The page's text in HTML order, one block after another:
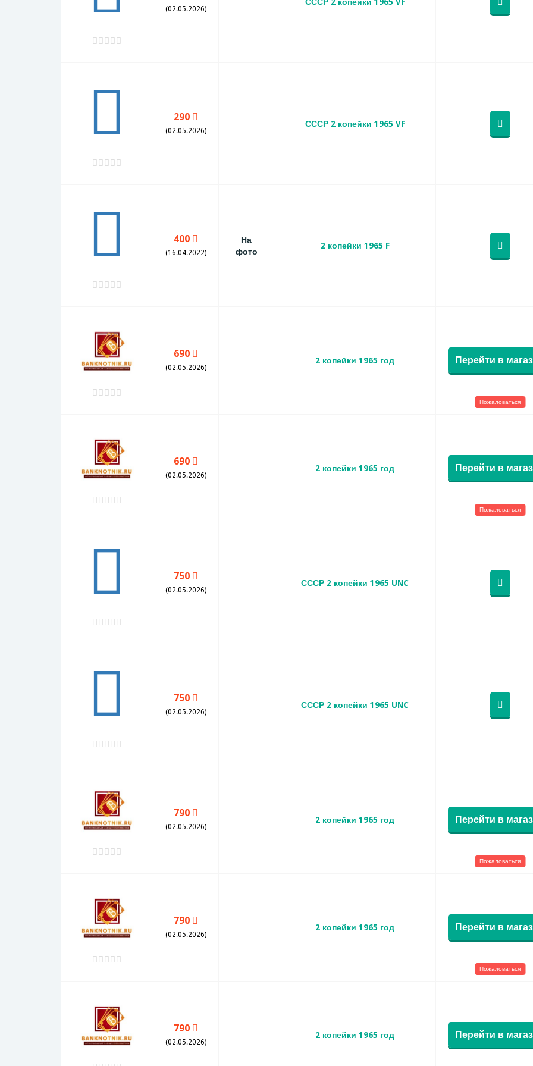
(02.05.2026)
290
(02.05.2026)
СССР 2 копейки 1965 VF
400
(16.04.2022)
На
фото
2 копейки 1965 F
690
(02.05.2026)
2 копейки 1965 год Перейти в
Пожаловаться
690
(02.05.2026)
2 копейки 1965 год Перейти в
Пожаловаться
750
(02.05.2026)
СССР 2 копейки 1965 UNC
750
(02.05.2026)
СССР 2 копейки 1965 UNC
790
(02.05.2026)
2 копейки 1965 год Перейти в
Пожаловаться
790
(02.05.2026)
2 копейки 1965 год Перейти в
Пожаловаться
790
(02.05.2026)
2 копейки 1965 год Перейти в